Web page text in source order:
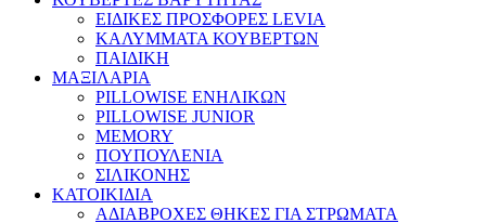
ΕΙΔΙΚΕΣ ΠΡΟΣΦΟΡΕΣ LEVIA
ΚΑΛΥΜΜΑΤΑ ΚΟΥΒΕΡΤΩΝ
ΠΑΙΔΙΚΗ
ΜΑΞΙΛΑΡΙΑ
PILLOWISE ΕΝΗΛΙΚΩΝ
PILLOWISE JUNIOR
MEMORY
ΠΟΥΠΟΥΛΕΝΙΑ
ΣΙΛΙΚΟΝΗΣ
ΚΑΤΟΙΚΙΔΙΑ
ΑΔΙΑΒΡΟΧΕΣ ΘΗΚΕΣ ΓΙΑ ΣΤΡΩΜΑΤΑ